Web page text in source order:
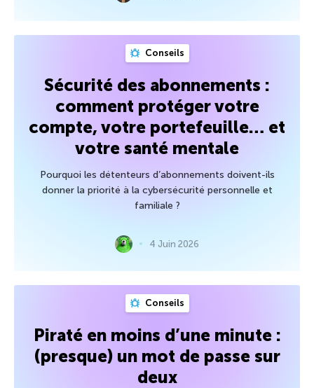
Conseils
Sécurité des abonnements :
comment protéger votre
compte, votre portefeuille… et
votre santé mentale
Pourquoi les détenteurs d’abonnements doivent-ils
donner la priorité à la cybersécurité personnelle et
familiale ?
4 Juin 2026
Conseils
Piraté en moins d’une minute :
(presque) un mot de passe sur
deux